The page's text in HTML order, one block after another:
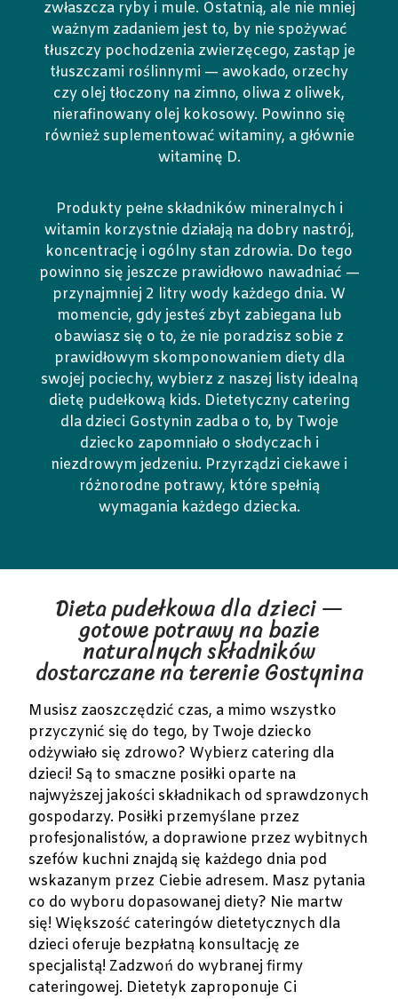
zwłaszcza ryby i mule. Ostatnią, ale nie mniej
ważnym zadaniem jest to, by nie spożywać
tłuszczy pochodzenia zwierzęcego, zastąp je
tłuszczami roślinnymi — awokado, orzechy
czy olej tłoczony na zimno, oliwa z oliwek,
nierafinowany olej kokosowy. Powinno się
również suplementować witaminy, a głównie
witaminę D.
Produkty pełne składników mineralnych i
witamin korzystnie działają na dobry nastrój,
koncentrację i ogólny stan zdrowia. Do tego
powinno się jeszcze prawidłowo nawadniać —
przynajmniej 2 litry wody każdego dnia. W
momencie, gdy jesteś zbyt zabiegana lub
obawiasz się o to, że nie poradzisz sobie z
prawidłowym skomponowaniem diety dla
swojej pociechy, wybierz z naszej listy idealną
dietę pudełkową kids. Dietetyczny catering
dla dzieci Gostynin zadba o to, by Twoje
dziecko zapomniało o słodyczach i
niezdrowym jedzeniu. Przyrządzi ciekawe i
różnorodne potrawy, które spełnią
wymagania każdego dziecka.
Dieta pudełkowa dla dzieci —
gotowe potrawy na bazie
naturalnych składników
dostarczane na terenie Gostynina
Musisz zaoszczędzić czas, a mimo wszystko
przyczynić się do tego, by Twoje dziecko
odżywiało się zdrowo? Wybierz catering dla
dzieci! Są to smaczne posiłki oparte na
najwyższej jakości składnikach od sprawdzonych
gospodarzy. Posiłki przemyślane przez
profesjonalistów, a doprawione przez wybitnych
szefów kuchni znajdą się każdego dnia pod
wskazanym przez Ciebie adresem. Masz pytania
co do wyboru dopasowanej diety? Nie martw
się! Większość cateringów dietetycznych dla
dzieci oferuje bezpłatną konsultację ze
specjalistą! Zadzwoń do wybranej firmy
cateringowej. Dietetyk zaproponuje Ci